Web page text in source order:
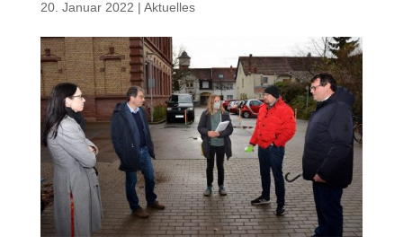
20. Januar 2022 | Aktuelles